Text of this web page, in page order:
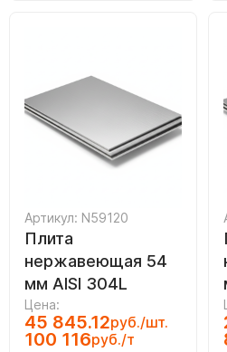
Артикул: N59120
Плита
нержавеющая 54
мм AISI 304L
Цена:
45 845.12руб./шт.
100 116руб./т